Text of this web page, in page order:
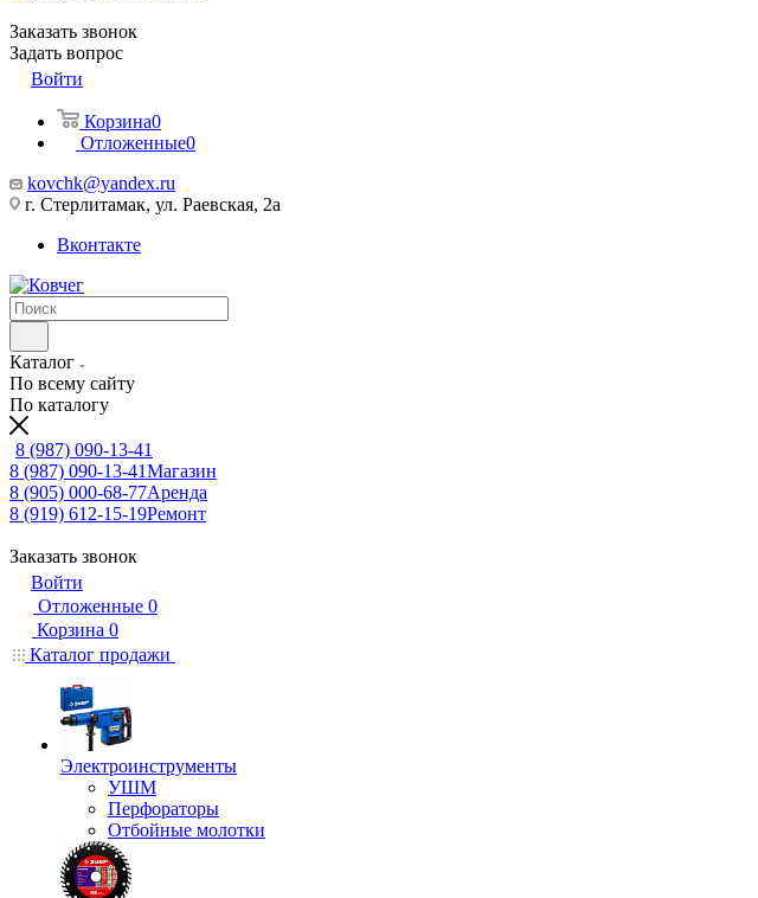
Заказать звонок
Задать вопрос
Войти
Корзина0
Отложенные0
kovchk@yandex.ru
г. Стерлитамак, ул. Раевская, 2а
Вконтакте
Каталог
По всему сайту
По каталогу
8 (987) 090-13-41
8 (987) 090-13-41Магазин
8 (905) 000-68-77Аренда
8 (919) 612-15-19Ремонт
Заказать звонок
Войти
Отложенные 0
Корзина 0
Каталог продажи
Электроинструменты
УШМ
Перфораторы
Отбойные молотки